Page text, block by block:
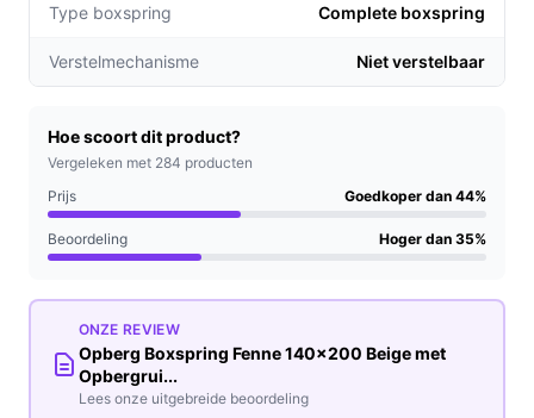
studenten, gezinnen of mensen met beperkte
opslagmogelijkheden in hun slaapkamer.
Wat maakt de Opberg Boxspring Fenne uniek ten
opzichte van andere boxsprings?
De geïntegreerde opbergruimte is eenvoudig
toegankelijk, wat het dagelijks gebruik
koudschuimmatras zorgt voor een perfecte balans
tussen stevigheid en comfort.
Het stijlvolle design in beige past bij verschillende
Type boxspring Complete boxspring
Verstelmechanisme Niet verstelbaar
Hoe scoort dit product?
Vergeleken met 284 producten
Prijs
Goedkoper dan 44%
Beoordeling Hoger dan 35%
ONZE REVIEW
Opberg Boxspring Fenne 140x200 Beige met
Opbergrui...
Lees onze uitgebreide beoordeling